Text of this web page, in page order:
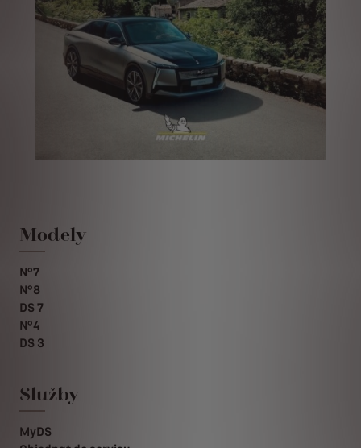
Modely
N°7
N°8
DS 7
N°4
DS 3
Služby
MyDS